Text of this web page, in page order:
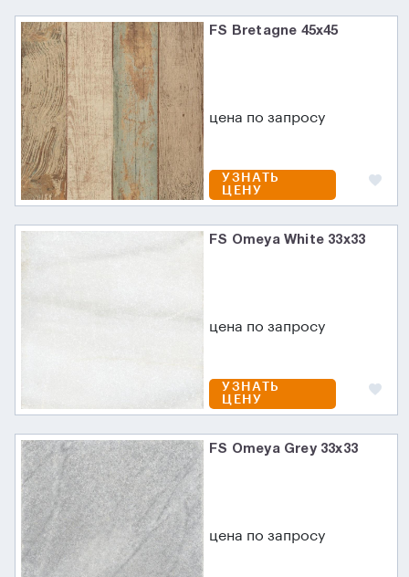
FS Bretagne 45x45
цена по запросу
УЗНАТЬ
ЦЕНУ
FS Omeya White 33x33
цена по запросу
УЗНАТЬ
ЦЕНУ
FS Omeya Grey 33x33
цена по запросу